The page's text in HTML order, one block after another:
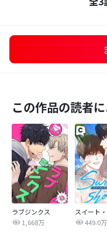
この作品の読者
ラブジンクス
1,668万
449.0万